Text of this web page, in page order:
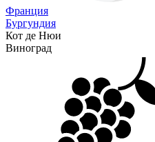
Франция
Бургундия
Кот де Нюи
Виноград